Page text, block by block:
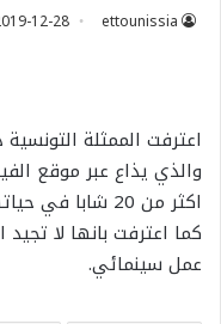
ettounissia
12-28
اعترفت الممثلة
والذي يذاع عبر موقع
اكثر من 20
كما اعترفت بانها لا
عمل سينمائي.